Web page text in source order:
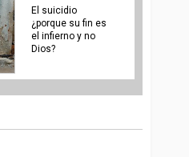
El suicidio
¿porque su fin es
el infierno y no
Dios?